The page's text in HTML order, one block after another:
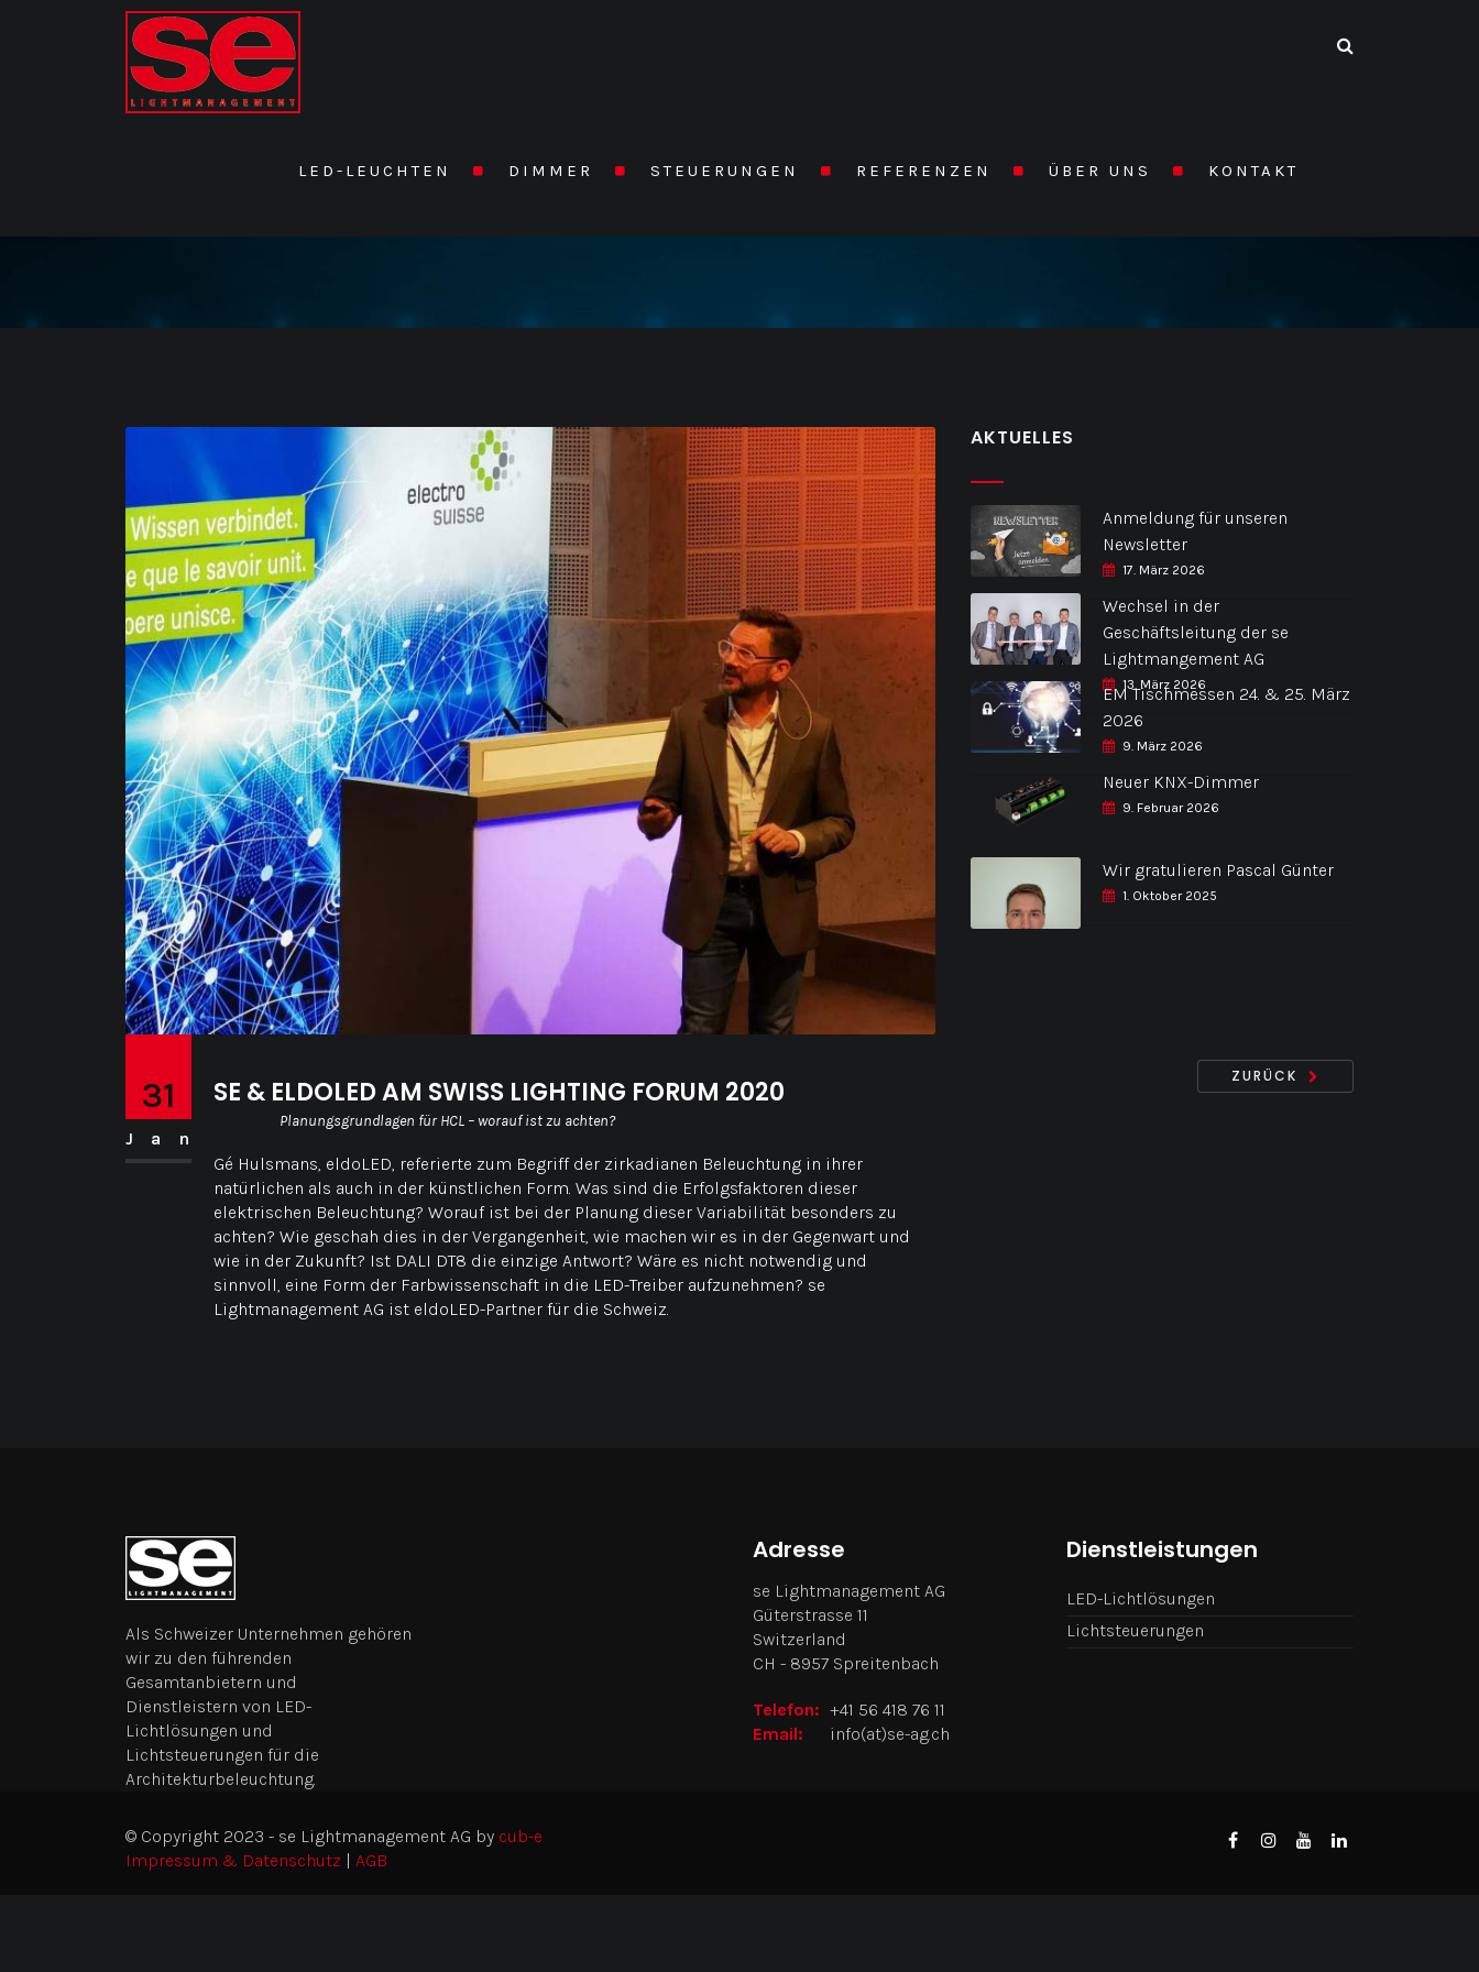
LED-LEUCHTEN DIMMER STEUERUNGEN REFERENZEN ÜBER UNS KONTAKT
31
Jan
SE & ELDOLED AM SWISS LIGHTING FORUM 2020
Planungsgrundlagen für HCL – worauf ist zu achten?
Gé Hulsmans, eldoLED, referierte zum Begriff der zirkadianen Beleuchtung in ihrer
natürlichen als auch in der künstlichen Form. Was sind die Erfolgsfaktoren dieser
elektrischen Beleuchtung? Worauf ist bei der Planung dieser Variabilität besonders zu
achten? Wie geschah dies in der Vergangenheit, wie machen wir es in der Gegenwart und
wie in der Zukunft? Ist DALI DT8 die einzige Antwort? Wäre es nicht notwendig und
sinnvoll, eine Form der Farbwissenschaft in die LED-Treiber aufzunehmen? se
Lightmanagement AG ist eldoLED-Partner für die Schweiz.
AKTUELLES
Anmeldung für unseren
Newsletter
17. März 2026
Wechsel in der
Geschäftsleitung der se
Lightmangement AG
13. März 2026
EM Tischmessen 24. & 25. März
2026
9. März 2026
Neuer KNX-Dimmer
9. Februar 2026
Wir gratulieren Pascal Günter
1. Oktober 2025
ZURÜCK
Als Schweizer Unternehmen gehören
wir zu den führenden
Gesamtanbietern und
Dienstleistern von LED-
Lichtlösungen und
Lichtsteuerungen für die
Architekturbeleuchtung.
Adresse
se Lightmanagement AG
Güterstrasse 11
Switzerland
CH - 8957 Spreitenbach
Telefon: +41 56 418 76 11
Email:
info(at)se-ag.ch
Dienstleistungen
LED-Lichtlösungen
Lichtsteuerungen
© Copyright 2023 - se Lightmanagement AG by cub-e
Impressum & Datenschutz | AGB